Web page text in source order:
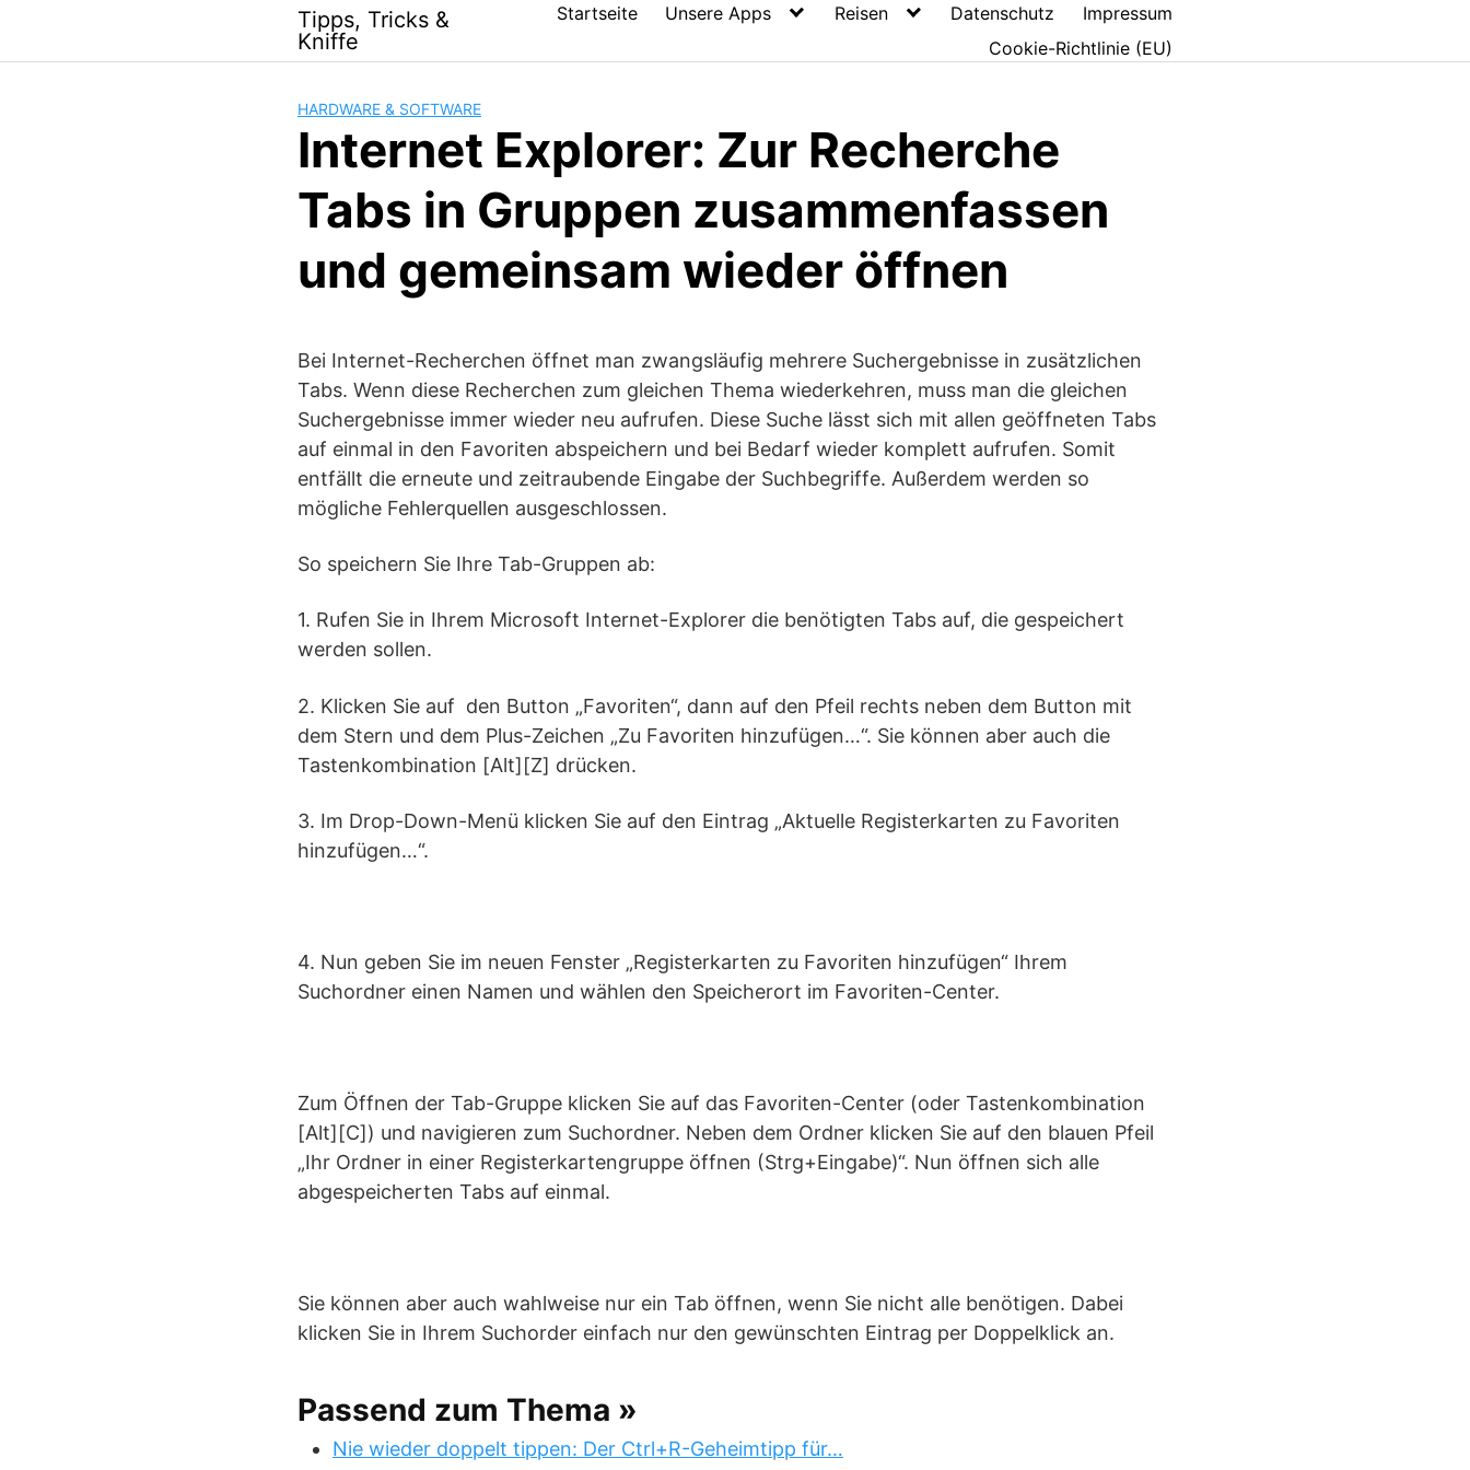
content
Tipps, Tricks &
Kniffe
Startseite Unsere Apps Reisen Datenschutz
Impressum
Cookie-Richtlinie (EU)
HARDWARE & SOFTWARE
Internet Explorer: Zur Recherche
Tabs in Gruppen zusammenfassen
und gemeinsam wieder öffnen
Bei Internet-Recherchen öffnet man zwangsläufig mehrere Suchergebnisse in zusätzlichen
Tabs. Wenn diese Recherchen zum gleichen Thema wiederkehren, muss man die gleichen
Suchergebnisse immer wieder neu aufrufen. Diese Suche lässt sich mit allen geöffneten Tabs
auf einmal in den Favoriten abspeichern und bei Bedarf wieder komplett aufrufen. Somit
entfällt die erneute und zeitraubende Eingabe der Suchbegriffe. Außerdem werden so
mögliche Fehlerquellen ausgeschlossen.
So speichern Sie Ihre Tab-Gruppen ab:
1. Rufen Sie in Ihrem Microsoft Internet-Explorer die benötigten Tabs auf, die gespeichert
werden sollen.
2. Klicken Sie auf den Button „Favoriten“, dann auf den Pfeil rechts neben dem Button mit
dem Stern und dem Plus-Zeichen „Zu Favoriten hinzufügen…“. Sie können aber auch die
Tastenkombination [Alt][Z] drücken.
3. Im Drop-Down-Menü klicken Sie auf den Eintrag „Aktuelle Registerkarten zu Favoriten
hinzufügen…“.
4. Nun geben Sie im neuen Fenster „Registerkarten zu Favoriten hinzufügen“ Ihrem
Suchordner einen Namen und wählen den Speicherort im Favoriten-Center.
Zum Öffnen der Tab-Gruppe klicken Sie auf das Favoriten-Center (oder Tastenkombination
[Alt][C]) und navigieren zum Suchordner. Neben dem Ordner klicken Sie auf den blauen Pfeil
„Ihr Ordner in einer Registerkartengruppe öffnen (Strg+Eingabe)“. Nun öffnen sich alle
abgespeicherten Tabs auf einmal.
Sie können aber auch wahlweise nur ein Tab öffnen, wenn Sie nicht alle benötigen. Dabei
klicken Sie in Ihrem Suchorder einfach nur den gewünschten Eintrag per Doppelklick an.
Passend zum Thema »
Nie wieder doppelt tippen: Der Ctrl+R-Geheimtipp für…